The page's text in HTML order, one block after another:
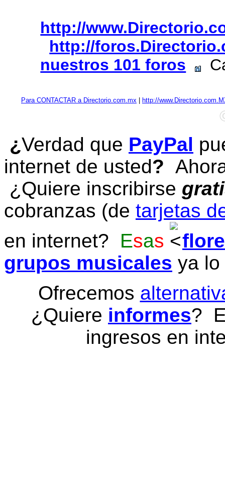
http://
http://
nuestros 101 foros
Para CONTACTAR a Directorio.com.mx http://
¿Verdad que PayPal
internet de usted?
¿Quiere inscribirse
cobranzas (de tarjetas
en internet? Esas
grupos musicales ya
Ofrecemos
¿Quiere informes?
ingresos en